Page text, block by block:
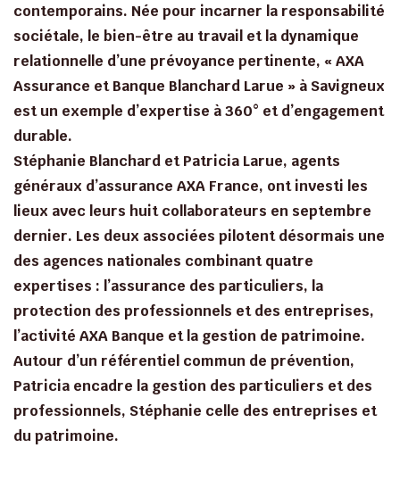
contemporains. Née pour incarner la responsabilité
sociétale, le bien-être au travail et la dynamique
relationnelle d’une prévoyance pertinente, « AXA
Assurance et Banque Blanchard Larue » à Savigneux
est un exemple d’expertise à 360° et d’engagement
durable.
Stéphanie Blanchard et Patricia Larue, agents
généraux d’assurance AXA France, ont investi les
lieux avec leurs huit collaborateurs en septembre
dernier. Les deux associées pilotent désormais une
des agences nationales combinant quatre
expertises : l’assurance des particuliers, la
protection des professionnels et des entreprises,
l’activité AXA Banque et la gestion de patrimoine.
Autour d’un référentiel commun de prévention,
Patricia encadre la gestion des particuliers et des
professionnels, Stéphanie celle des entreprises et
du patrimoine.